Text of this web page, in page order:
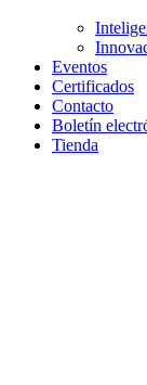
Eventos
Certificados
Contacto
Boletín
Tienda